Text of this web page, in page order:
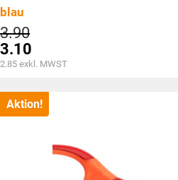
blau
3.90Ursprünglicher
Preis
war:
CHF3.90
3.10
Aktueller
ist:
CHF3.10.
2.85 exkl. MWST
Aktion!